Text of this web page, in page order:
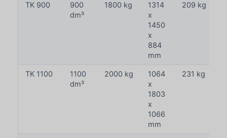
TK 900
900
dm³
1800 kg
1314
x
1450
x
884
mm
209 kg
TK 1100
1100
dm³
2000 kg
1064
x
1803
x
1066
mm
231 kg